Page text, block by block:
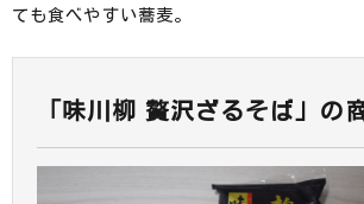
ても食べやすい蕎麦。
「味川柳 贅沢ざるそば」の